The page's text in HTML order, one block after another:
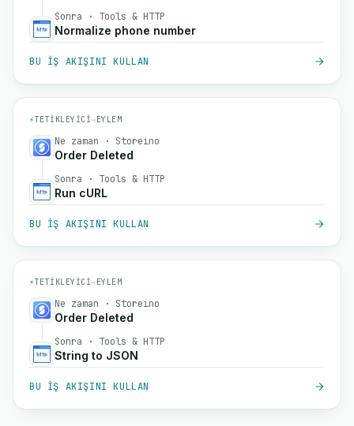
Sonra · Tools & HTTP
Normalize phone number
BU IŞ AKIŞINI KULLAN
⚡TETIKLEYICI→EYLEM
Ne zaman · Storeino
Order Deleted
Sonra · Tools & HTTP
Run cURL
BU IŞ AKIŞINI KULLAN
⚡TETIKLEYICI→EYLEM
Ne zaman · Storeino
Order Deleted
Sonra · Tools & HTTP
String to JSON
BU IŞ AKIŞINI KULLAN